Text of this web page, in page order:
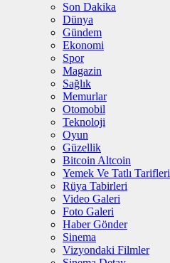
Son Dakika
Dünya
Gündem
Ekonomi
Spor
Magazin
Sağlık
Memurlar
Otomobil
Teknoloji
Oyun
Güzellik
Bitcoin Altcoin
Yemek Ve Tatlı Tarifleri
Rüya Tabirleri
Video Galeri
Foto Galeri
Haber Gönder
Sinema
Vizyondaki Filmler